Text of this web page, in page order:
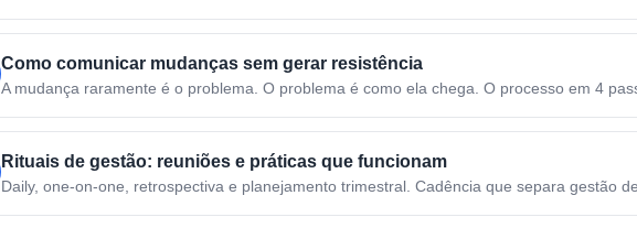
Como comunicar mudanças sem gerar resistência
A mudança raramente é o problema. O problema é como ela chega. O processo em 4
Rituais de gestão: reuniões e práticas que funcionam
Daily, one-on-one, retrospectiva e planejamento trimestral. Cadência que separa gestão